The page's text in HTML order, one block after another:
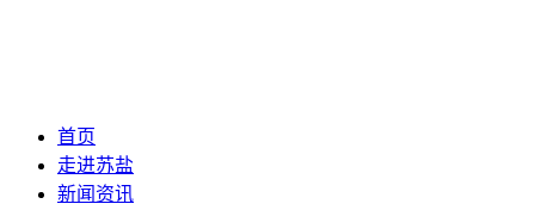
首页
走进苏盐
新闻资讯